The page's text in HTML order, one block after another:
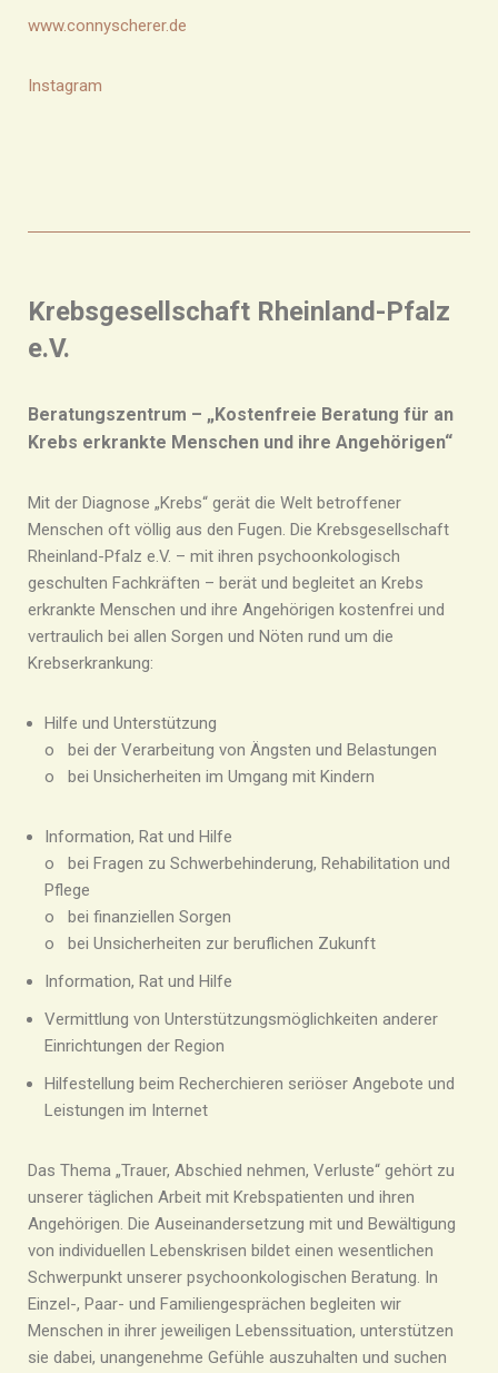
www.connyscherer.de
Instagram
Krebsgesellschaft Rheinland-Pfalz
e.V.
Beratungszentrum – „Kostenfreie Beratung für an
Krebs erkrankte Menschen und ihre Angehörigen“
Mit der Diagnose „Krebs“ gerät die Welt betroffener
Menschen oft völlig aus den Fugen. Die Krebsgesellschaft
Rheinland-Pfalz e.V. – mit ihren psychoonkologisch
geschulten Fachkräften – berät und begleitet an Krebs
erkrankte Menschen und ihre Angehörigen kostenfrei und
vertraulich bei allen Sorgen und Nöten rund um die
Krebserkrankung:
Hilfe und Unterstützung
o bei der Verarbeitung von Ängsten und Belastungen
o bei Unsicherheiten im Umgang mit Kindern
Information, Rat und Hilfe
o bei Fragen zu Schwerbehinderung, Rehabilitation und
Pflege
o bei finanziellen Sorgen
o bei Unsicherheiten zur beruflichen Zukunft
Information, Rat und Hilfe
Vermittlung von Unterstützungsmöglichkeiten anderer
Einrichtungen der Region
Hilfestellung beim Recherchieren seriöser Angebote und
Leistungen im Internet
Das Thema „Trauer, Abschied nehmen, Verluste“ gehört zu
unserer täglichen Arbeit mit Krebspatienten und ihren
Angehörigen. Die Auseinandersetzung mit und Bewältigung
von individuellen Lebenskrisen bildet einen wesentlichen
Schwerpunkt unserer psychoonkologischen Beratung. In
Einzel-, Paar- und Familiengesprächen begleiten wir
Menschen in ihrer jeweiligen Lebenssituation, unterstützen
sie dabei, unangenehme Gefühle auszuhalten und suchen